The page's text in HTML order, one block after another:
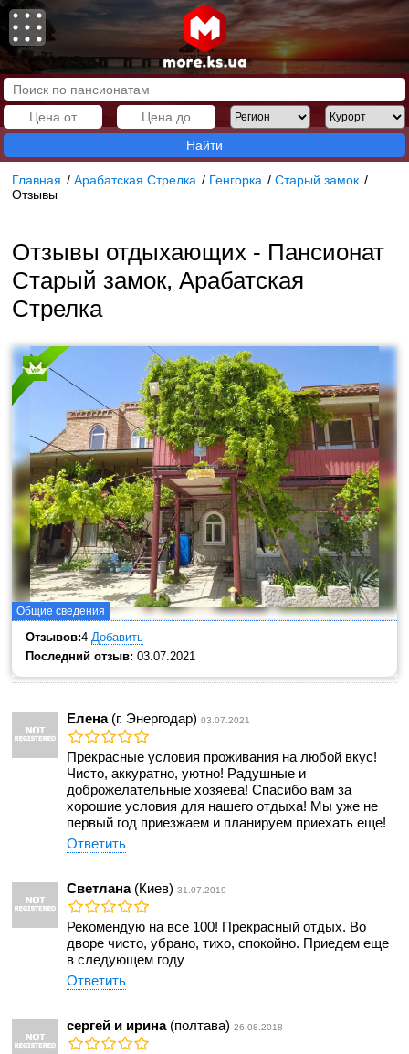
Найти
Главная /Арабатская Стрелка / Генгорка /Старый замок /
Отзывы
Отзывы отдыхающих - Пансионат
Старый замок, Арабатская
Стрелка
Общие сведения
Отзывов:4 Добавить
Последний отзыв: 03.07.2021
Елена(г. Энергодар)03.07.2021
Прекрасные условия проживания на любой вкус!
Чисто, аккуратно, уютно! Радушные и
доброжелательные хозяева! Спасибо вам за
хорошие условия для нашего отдыха! Мы уже не
первый год приезжаем и планируем приехать еще!
Ответить
Светлана(Киев)31.07.2019
Рекомендую на все 100! Прекрасный отдых. Во
дворе чисто, убрано, тихо, спокойно. Приедем еще
в следующем году
Ответить
сергей и ирина(полтава)26.08.2018